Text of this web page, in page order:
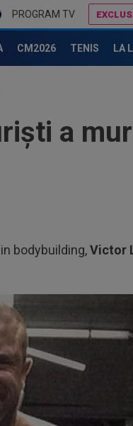
PROGRAM TV
CM2026 TENIS LA
a
bodybuilding,Victor